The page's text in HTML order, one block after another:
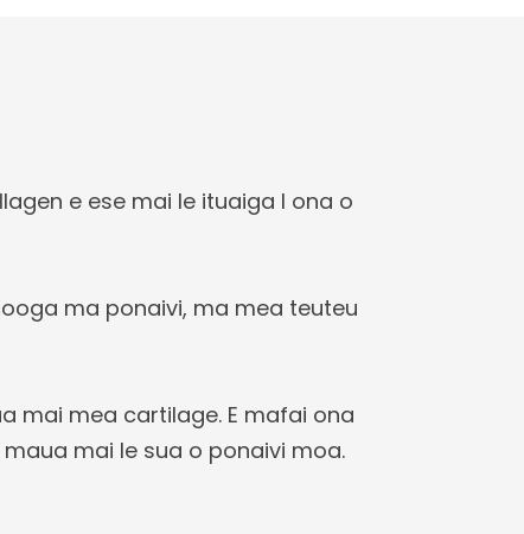
e ese mai le ituaiga I ona o
ma ponaivi, ma mea teuteu
mai mea cartilage. E mafai ona
mai le sua o ponaivi moa.